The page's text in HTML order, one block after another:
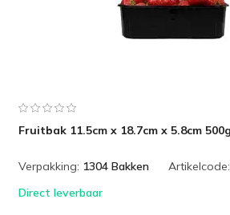
Fruitbak 11.5cm x 18.7cm x 5.8cm
Verpakking: 1304 Bakken Artikelcode:
Direct leverbaar